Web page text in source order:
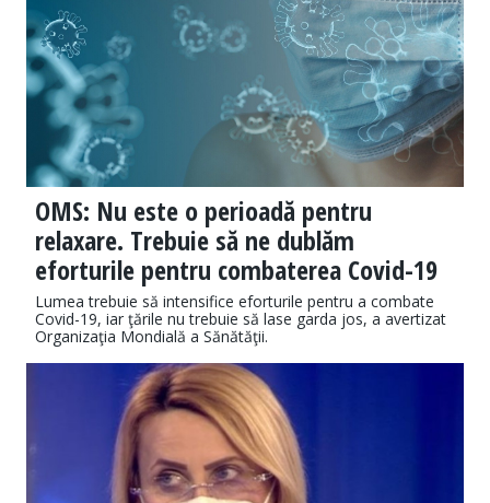
OMS: Nu este o perioadă pentru
relaxare. Trebuie să ne dublăm
eforturile pentru combaterea Covid-19
Lumea trebuie să intensifice eforturile pentru a combate
Covid-19, iar ţările nu trebuie să lase garda jos, a avertizat
Organizaţia Mondială a Sănătăţii.